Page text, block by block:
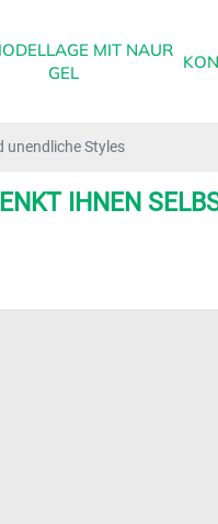
MIT NAUR
GEL
unendliche Styles
IHNEN